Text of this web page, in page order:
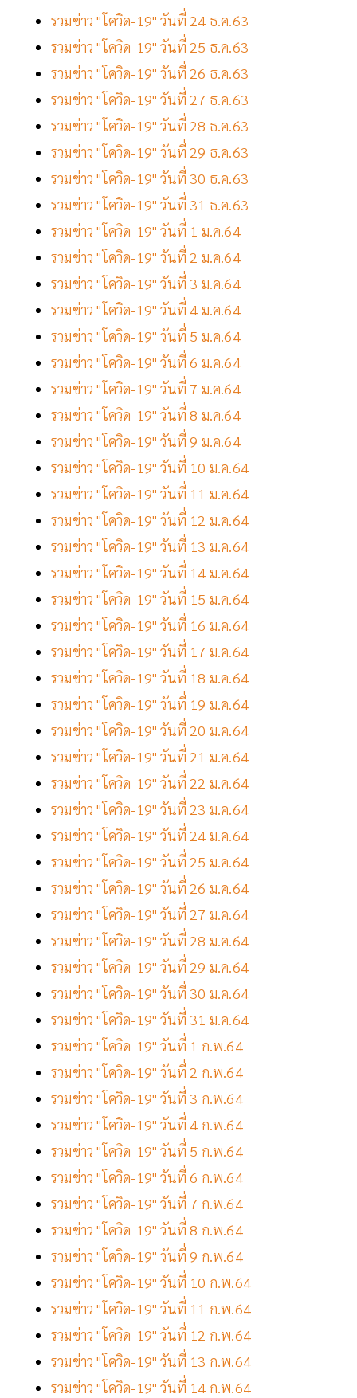
รวมข่าว "โควิด-19" วันที่ 24 ธ.ค.63
รวมข่าว "โควิด-19" วันที่ 25 ธ.ค.63
รวมข่าว "โควิด-19" วันที่ 26 ธ.ค.63
รวมข่าว "โควิด-19" วันที่ 27 ธ.ค.63
รวมข่าว "โควิด-19" วันที่ 28 ธ.ค.63
รวมข่าว "โควิด-19" วันที่ 29 ธ.ค.63
รวมข่าว "โควิด-19" วันที่ 30 ธ.ค.63
รวมข่าว "โควิด-19" วันที่ 31 ธ.ค.63
รวมข่าว "โควิด-19" วันที่ 1 ม.ค.64
รวมข่าว "โควิด-19" วันที่ 2 ม.ค.64
รวมข่าว "โควิด-19" วันที่ 3 ม.ค.64
รวมข่าว "โควิด-19" วันที่ 4 ม.ค.64
รวมข่าว "โควิด-19" วันที่ 5 ม.ค.64
รวมข่าว "โควิด-19" วันที่ 6 ม.ค.64
รวมข่าว "โควิด-19" วันที่ 7 ม.ค.64
รวมข่าว "โควิด-19" วันที่ 8 ม.ค.64
รวมข่าว "โควิด-19" วันที่ 9 ม.ค.64
รวมข่าว "โควิด-19" วันที่ 10 ม.ค.64
รวมข่าว "โควิด-19" วันที่ 11 ม.ค.64
รวมข่าว "โควิด-19" วันที่ 12 ม.ค.64
รวมข่าว "โควิด-19" วันที่ 13 ม.ค.64
รวมข่าว "โควิด-19" วันที่ 14 ม.ค.64
รวมข่าว "โควิด-19" วันที่ 15 ม.ค.64
รวมข่าว "โควิด-19" วันที่ 16 ม.ค.64
รวมข่าว "โควิด-19" วันที่ 17 ม.ค.64
รวมข่าว "โควิด-19" วันที่ 18 ม.ค.64
รวมข่าว "โควิด-19" วันที่ 19 ม.ค.64
รวมข่าว "โควิด-19" วันที่ 20 ม.ค.64
รวมข่าว "โควิด-19" วันที่ 21 ม.ค.64
รวมข่าว "โควิด-19" วันที่ 22 ม.ค.64
รวมข่าว "โควิด-19" วันที่ 23 ม.ค.64
รวมข่าว "โควิด-19" วันที่ 24 ม.ค.64
รวมข่าว "โควิด-19" วันที่ 25 ม.ค.64
รวมข่าว "โควิด-19" วันที่ 26 ม.ค.64
รวมข่าว "โควิด-19" วันที่ 27 ม.ค.64
รวมข่าว "โควิด-19" วันที่ 28 ม.ค.64
รวมข่าว "โควิด-19" วันที่ 29 ม.ค.64
รวมข่าว "โควิด-19" วันที่ 30 ม.ค.64
รวมข่าว "โควิด-19" วันที่ 31 ม.ค.64
รวมข่าว "โควิด-19" วันที่ 1 ก.พ.64
รวมข่าว "โควิด-19" วันที่ 2 ก.พ.64
รวมข่าว "โควิด-19" วันที่ 3 ก.พ.64
รวมข่าว "โควิด-19" วันที่ 4 ก.พ.64
รวมข่าว "โควิด-19" วันที่ 5 ก.พ.64
รวมข่าว "โควิด-19" วันที่ 6 ก.พ.64
รวมข่าว "โควิด-19" วันที่ 7 ก.พ.64
รวมข่าว "โควิด-19" วันที่ 8 ก.พ.64
รวมข่าว "โควิด-19" วันที่ 9 ก.พ.64
รวมข่าว "โควิด-19" วันที่ 10 ก.พ.64
รวมข่าว "โควิด-19" วันที่ 11 ก.พ.64
รวมข่าว "โควิด-19" วันที่ 12 ก.พ.64
รวมข่าว "โควิด-19" วันที่ 13 ก.พ.64
รวมข่าว "โควิด-19" วันที่ 14 ก.พ.64